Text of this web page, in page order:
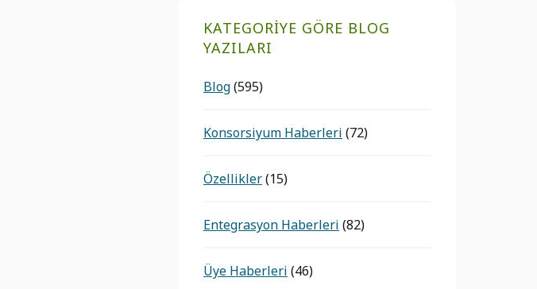
KATEGORIYE GÖRE BLOG
YAZILARI
Blog(595)
Konsorsiyum Haberleri (72)
Özellikler(15)
Entegrasyon Haberleri (82)
Üye Haberleri (46)